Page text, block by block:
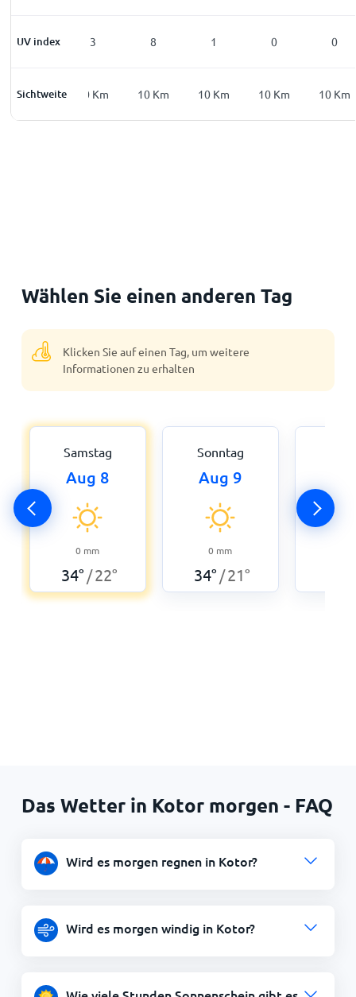
UV index
0 3 8 1 0 0
Sichtweite
10Km 10 Km 10 Km 10 Km 10 Km 10 Km
Wählen Sie einen anderen Tag
Klicken Sie auf einen Tag, um weitere
Informationen zu erhalten
Samstag
Aug 8
0 mm
34° /22°
Sonntag
Aug 9
0 mm
34° /21°
Das Wetter in Kotor morgen - FAQ
Wird es morgen regnen in Kotor?
Wird es morgen windig in Kotor?